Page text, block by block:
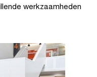
werkzaamheden